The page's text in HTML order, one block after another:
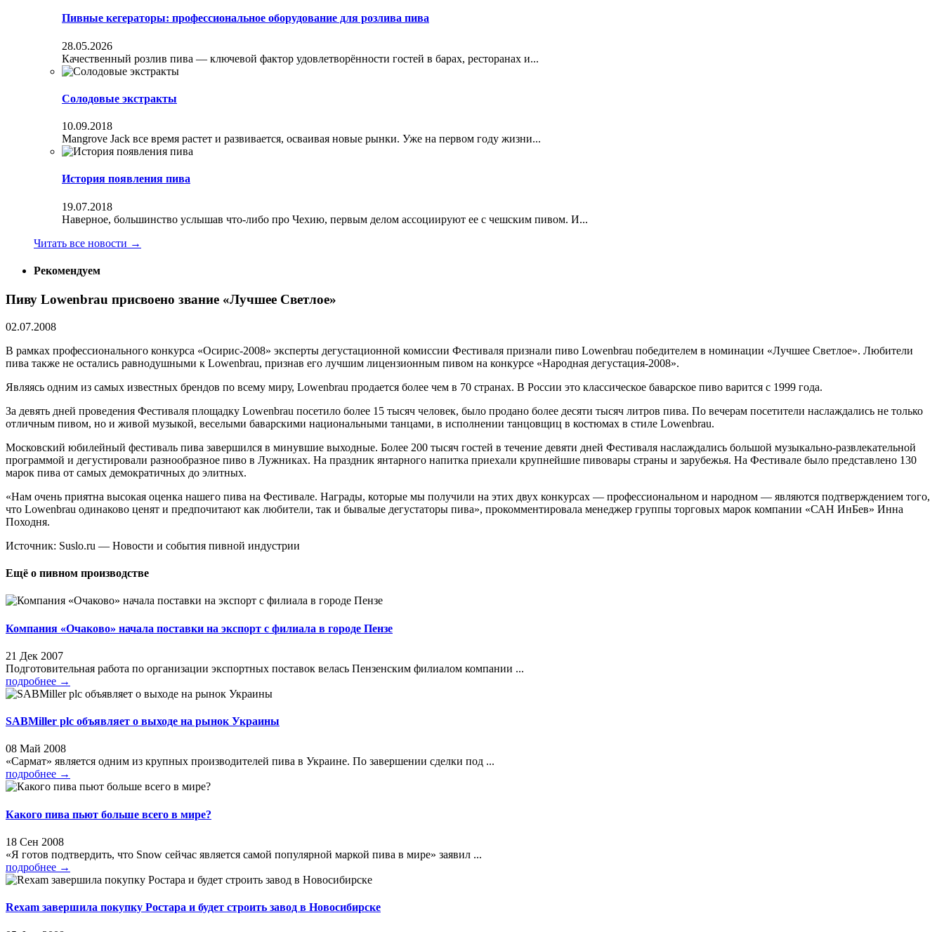
Пивные кегераторы: профессиональное оборудование для розлива пива
28.05.2026
Качественный розлив пива — ключевой фактор удовлетворённости гостей в барах, ресторанах и...
Солодовые экстракты
10.09.2018
Mangrove Jack все время растет и развивается, осваивая новые рынки. Уже на первом году жизни...
История появления пива
19.07.2018
Наверное, большинство услышав что-либо про Чехию, первым делом ассоциируют ее с чешским пивом. И...
Читать все новости →
Рекомендуем
Пиву Lowenbrau присвоено звание «Лучшее Светлое»
02.07.2008
В рамках профессионального конкурса «Осирис-2008» эксперты дегустационной комиссии Фестиваля признали пиво Lowenbrau победителем в номинации «Лучшее Светлое». Любители
пива также не остались равнодушными к Lowenbrau, признав его лучшим лицензионным пивом на конкурсе «Народная дегустация-2008».
Являясь одним из самых известных брендов по всему миру, Lowenbrau продается более чем в 70 странах. В России это классическое баварское пиво варится с 1999 года.
За девять дней проведения Фестиваля площадку Lowenbrau посетило более 15 тысяч человек, было продано более десяти тысяч литров пива. По вечерам посетители наслаждались не только
отличным пивом, но и живой музыкой, веселыми баварскими национальными танцами, в исполнении танцовщиц в костюмах в стиле Lowenbrau.
Московский юбилейный фестиваль пива завершился в минувшие выходные. Более 200 тысяч гостей в течение девяти дней Фестиваля наслаждались большой музыкально-развлекательной
программой и дегустировали разнообразное пиво в Лужниках. На праздник янтарного напитка приехали крупнейшие пивовары страны и зарубежья. На Фестивале было представлено 130
марок пива от самых демократичных до элитных.
«Нам очень приятна высокая оценка нашего пива на Фестивале. Награды, которые мы получили на этих двух конкурсах — профессиональном и народном — являются подтверждением того,
что Lowenbrau одинаково ценят и предпочитают как любители, так и бывалые дегустаторы пива», прокомментировала менеджер группы торговых марок компании «САН ИнБев» Инна
Походня.
Источник: Suslo.ru — Новости и события пивной индустрии
Ещё о пивном производстве
Компания «Очаково» начала поставки на экспорт с филиала в городе Пензе
21 Дек 2007
Подготовительная работа по организации экспортных поставок велась Пензенским филиалом компании ...
подробнее →
SABMiller plc объявляет о выходе на рынок Украины
08 Май 2008
«Сармат» является одним из крупных производителей пива в Украине. По завершении сделки под ...
подробнее →
Какого пива пьют больше всего в мире?
18 Сен 2008
«Я готов подтвердить, что Snow сейчас является самой популярной маркой пива в мире» заявил ...
подробнее →
Rexam завершила покупку Ростара и будет строить завод в Новосибирске